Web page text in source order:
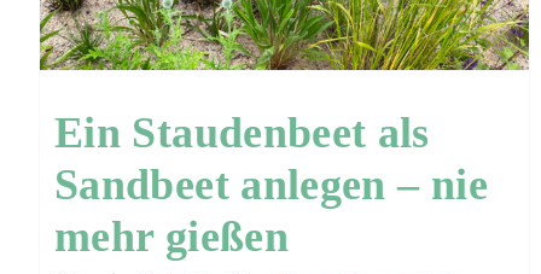
Ein Staudenbeet als
Sandbeet anlegen – nie
mehr gießen